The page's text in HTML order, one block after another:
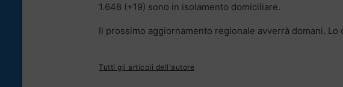
1.648 (+19) sono in isolamento domiciliare.
Il prossimo aggiornamento regionale avverrà domani.
Tutti gli articoli dell'autore